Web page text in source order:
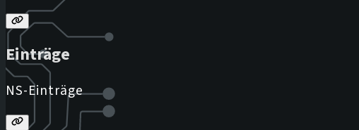
Einträge
NS-Einträge